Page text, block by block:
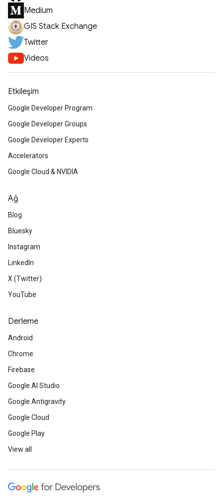
Medium
GIS Stack Exchange
Twitter
Videos
Etkileşim
Google Developer Program
Google Developer Groups
Google Developer Experts
Accelerators
Google Cloud & NVIDIA
Ağ
Blog
Bluesky
Instagram
LinkedIn
X (Twitter)
YouTube
Derleme
Android
Chrome
Firebase
Google AI Studio
Google Antigravity
Google Cloud
Google Play
View all